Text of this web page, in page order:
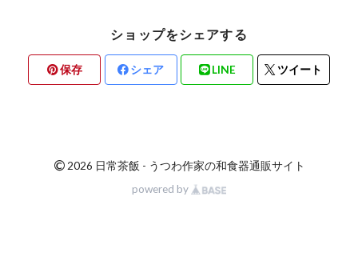
ショップをシェアする
保存 シェア LINE ツイート
© 2026 日常茶飯 - うつわ作家の和食器通販サイト
powered by